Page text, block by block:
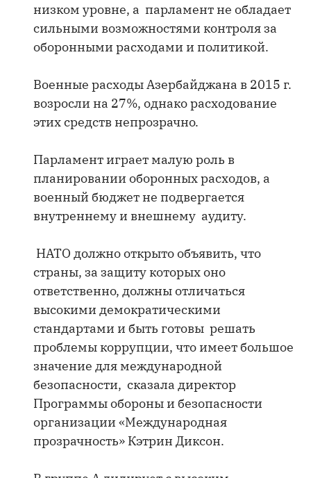
низком уровне, а парламент не обладает
сильными возможностями контроля за
оборонными расходами и политикой.
Военные расходы Азербайджана в 2015 г.
возросли на 27%, однако расходование
этих средств непрозрачно.
Парламент играет малую роль в
планировании оборонных расходов, а
военный бюджет не подвергается
внутреннему и внешнему аудиту.
НАТО должно открыто объявить, что
страны, за защиту которых оно
ответственно, должны отличаться
высокими демократическими
стандартами и быть готовы решать
проблемы коррупции, что имеет большое
значение для международной
безопасности, сказала директор
Программы обороны и безопасности
организации «Международная
прозрачность» Кэтрин Диксон.